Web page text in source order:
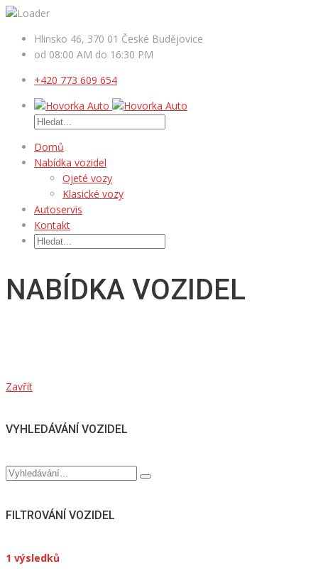
Hlinsko 46, 370 01 České Budějovice
od 08:00 AM do 16:30 PM
+420 773 609 654
Domů
Nabídka vozidel
Ojeté vozy
Klasické vozy
Autoservis
Kontakt
NABÍDKA VOZIDEL
Zavřít
VYHLEDÁVÁNÍ VOZIDEL
FILTROVÁNÍ VOZIDEL
1 výsledků